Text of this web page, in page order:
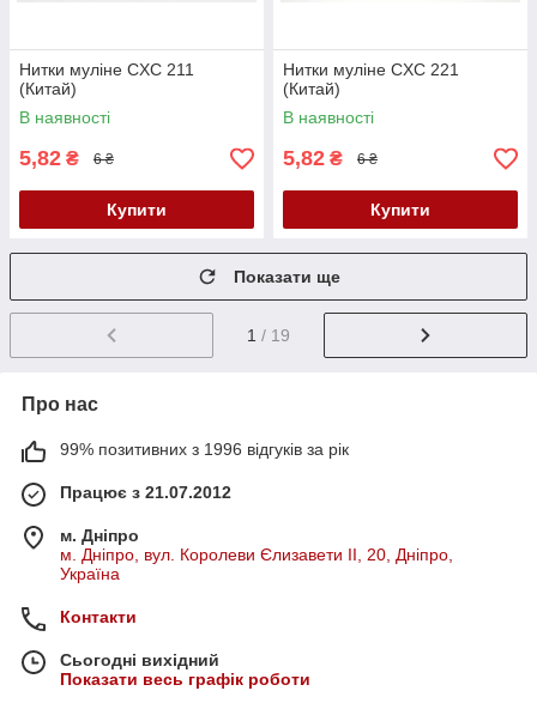
Нитки муліне CXC 211
(Китай)
В наявності
5,82 ₴ 6 ₴
Купити
Нитки муліне CXC 221
(Китай)
В наявності
5,82 ₴ 6 ₴
Купити
Показати ще
1 / 19
Про нас
99% позитивних з 1996 відгуків за рік
Працює з 21.07.2012
м. Дніпро
м. Дніпро, вул. Королеви Єлизавети ІІ, 20, Дніпро,
Україна
Контакти
Сьогодні вихідний
Показати весь графік роботи